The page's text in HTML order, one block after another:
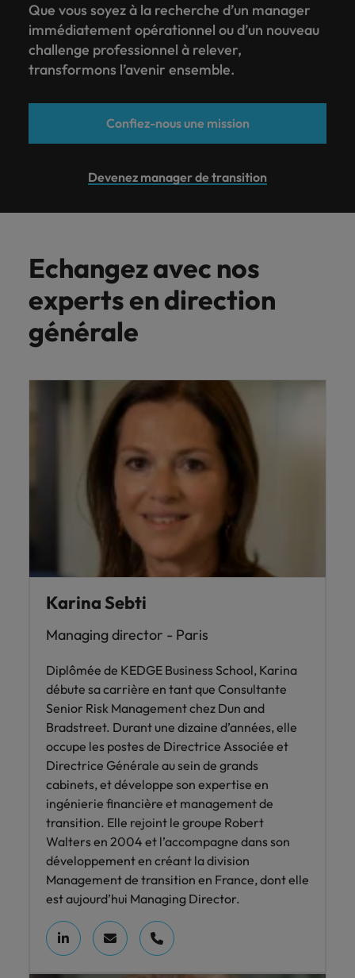
Que vous soyez à la recherche d’un manager
immédiatement opérationnel ou d’un nouveau
challenge professionnel à relever,
transformons l’avenir ensemble.
Confiez-nous une mission
Devenez manager de transition
Echangez avec nos
experts en direction
générale
Karina Sebti
Managing director - Paris
Diplômée de KEDGE Business School, Karina
débute sa carrière en tant que Consultante
Senior Risk Management chez Dun and
Bradstreet. Durant une dizaine d’années, elle
occupe les postes de Directrice Associée et
Directrice Générale au sein de grands
cabinets, et développe son expertise en
ingénierie financière et management de
transition. Elle rejoint le groupe Robert
Walters en 2004 et l’accompagne dans son
développement en créant la division
Management de transition en France, dont elle
est aujourd’hui Managing Director.